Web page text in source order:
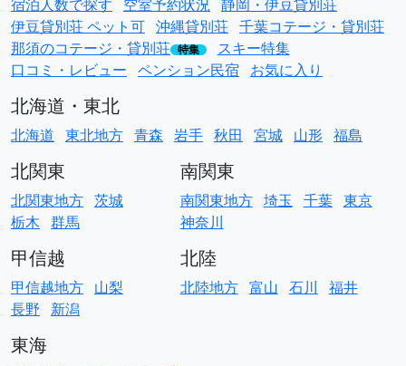
宿泊人数で探す 空室予約状況 静岡・伊豆貸別荘
伊豆貸別荘 ペット可 沖縄貸別荘 千葉コテージ・貸別荘
那須のコテージ・貸別荘 特集
スキー特集
口コミ・レビュー ペンション民宿 お気に入り
北海道・東北
北海道 東北地方 青森 岩手 秋田 宮城 山形 福島
北関東
北関東地方 茨城
栃木 群馬
南関東
南関東地方 埼玉 千葉 東京
神奈川
甲信越
甲信越地方 山梨
長野
新潟
北陸
北陸地方 富山 石川 福井
東海